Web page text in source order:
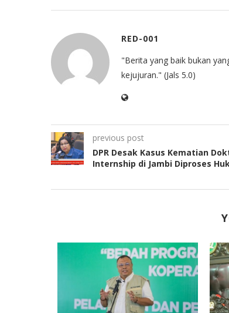
RED-001
"Berita yang baik bukan
kejujuran." (Jals 5.0)
previous post
DPR Desak Kasus Kematian
Internship di Jambi Diproses